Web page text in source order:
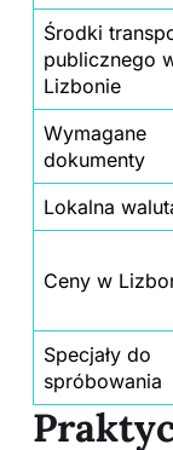
Środki
publicznego
Lizbonie
Wymagane
dokumenty
Lokalna
Ceny w
Specjały do
spróbowania